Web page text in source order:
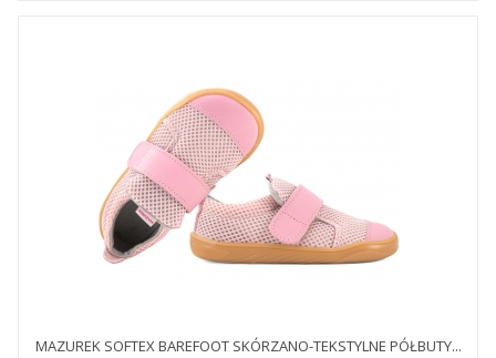
MAZUREK SOFTEX BAREFOOT SKÓRZANO-TEKSTYLNE PÓŁBUTY...